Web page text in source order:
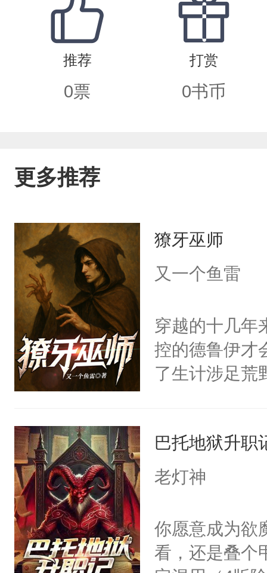
伦德拉老仙其实也还说得过去。”……“
推荐
0票
打赏
0书币
更多推荐
獠牙巫师
又一个鱼雷
穿越的十几年
控的德鲁伊才
了生计涉足荒
巴托地狱升职
老灯神
你愿意成为欲
看，还是叠个